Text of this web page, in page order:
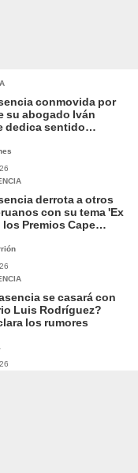
conmovida por
su abogado Iván
dedica sentido
derrota a otros
con su tema 'Ex
Premios Cape
se casará con
Luis Rodríguez?
los rumores